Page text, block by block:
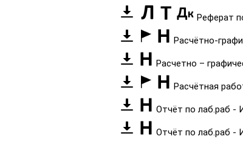
Реферат
Расчётно-
Расчетно –
Расчётная
Отчёт по лаб.раб -
Отчёт по лаб.раб -